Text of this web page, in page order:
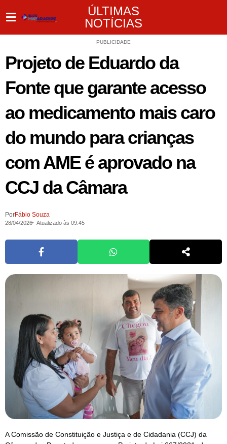
ÚLTIMAS
NOTÍCIAS
PUBLICIDADE
Projeto de Eduardo da
Fonte que garante acesso
ao medicamento mais caro
do mundo para crianças
com AME é aprovado na
CCJ da Câmara
PorFábio Souza
28/04/2026 Atualizado às 09:45
A Comissão de Constituição e Justiça e de Cidadania (CCJ) da